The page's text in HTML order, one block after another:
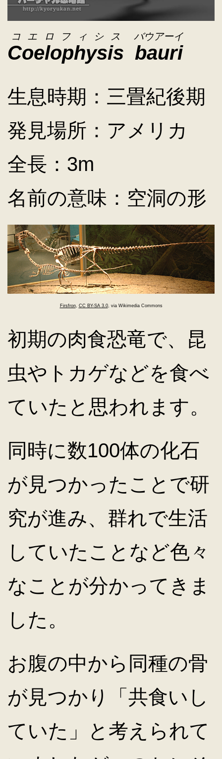
Coelophysis
コエロフィシス
bauri
バウアーイ
生息時期：三畳紀後期
発見場所：アメリカ
全長：3m
名前の意味：空洞の形
Firsfron, CC BY-SA 3.0, via Wikimedia Commons
初期の肉食恐竜で、昆
虫やトカゲなどを食べ
ていたと思われます。
同時に数100体の化石
が見つかったことで研
究が進み、群れで生活
していたことなど色々
なことが分かってきま
した。
お腹の中から同種の骨
が見つかり「共食いし
ていた」と考えられて